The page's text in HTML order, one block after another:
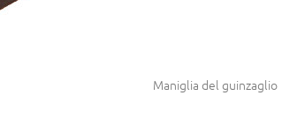
Maniglia del guinzaglio